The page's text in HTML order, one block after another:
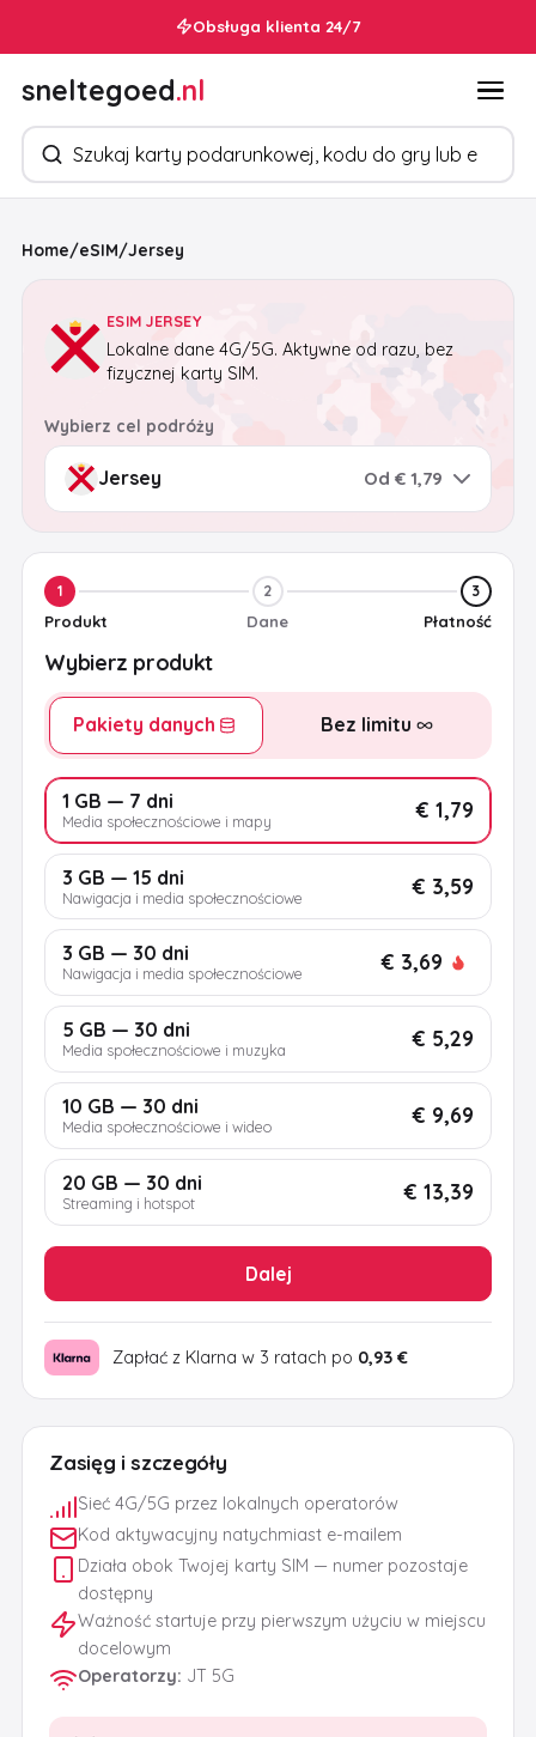
Obsługa klienta 24/7
sneltegoed.nl
Szukaj produktów
Home/eSIM/Jersey
ESIM JERSEY
Lokalne dane 4G/5G. Aktywne od razu, bez
fizycznej karty SIM.
Wybierz cel podróży
Od € 1,79
Zasięg i szczegóły
Sieć 4G/5G przez lokalnych operatorów
Kod aktywacyjny natychmiast e-mailem
Działa obok Twojej karty SIM — numer pozostaje
dostępny
Ważność startuje przy pierwszym użyciu w miejscu
docelowym
Operatorzy: JT 5G
1
Produkt
2
Dane
3
Płatność
Wybierz produkt
Pakiety danych Bez limitu
1 GB — 7 dni
Media społecznościowe i mapy € 1,79
3 GB — 15 dni
Nawigacja i media społecznościowe € 3,59
3 GB — 30 dni
Nawigacja i media społecznościowe € 3,69
5 GB — 30 dni
Media społecznościowe i muzyka € 5,29
10 GB — 30 dni
Media społecznościowe i wideo € 9,69
20 GB — 30 dni
Streaming i hotspot € 13,39
Dalej
Zapłać z Klarna w 3 ratach po 0,93 €